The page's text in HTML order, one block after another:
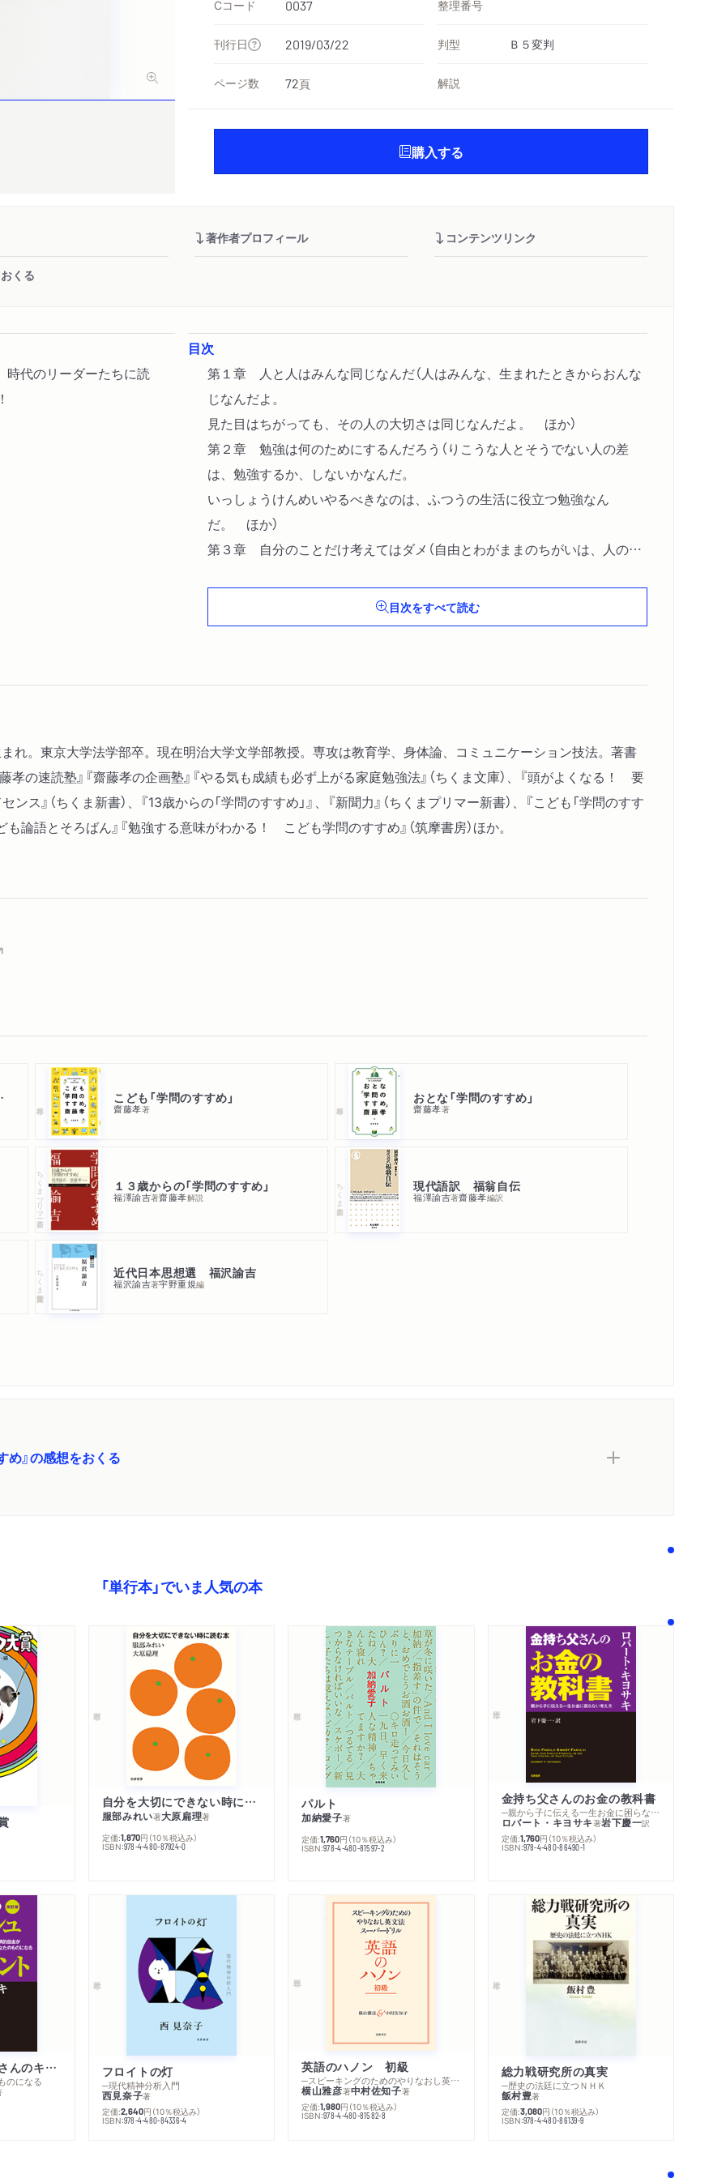
Cコード 0037 整理番号
刊行日 2019/03/22 判型 Ｂ５変判
ページ数 72頁 解説
購入する
著作者プロフィール コンテンツリンク
くる
時代のリーダーたちに読
目次
第１章 人と人はみんな同じなんだ（人はみんな、生まれたときからおんな
じなんだよ。
見た目はちがっても、その人の大切さは同じなんだよ。 ほか）
第２章 勉強は何のためにするんだろう（りこうな人とそうでない人の差
は、勉強するか、しないかなんだ。
いっしょうけんめいやるべきなのは、ふつうの生活に役立つ勉強なん
だ。 ほか）
第３章 自分のことだけ考えてはダメ（自由とわがままのちがいは、人のじ
暴力に暴力で返しても、かいけつにはならないよ。 ほか）
第４章 いろんな人とつきあおう（心の中では深く考えて、人と話すときは
目次をすべて読む
まれ。東京大学法学部卒。現在明治大学文学部教授。専攻は教育学、身体論、コミュニケーション技法。著書
藤孝の速読塾』『齋藤孝の企画塾』『やる気も成績も必ず上がる家庭勉強法』（ちくま文庫）、『頭がよくなる！ 要
ンス』（ちくま新書）、『13歳からの「学問のすすめ」』、『新聞力』（ちくまプリマー新書）、『こども「学問のすす
論語とそろばん』『勉強する意味がわかる！ こども学問のすすめ』（筑摩書房）ほか。
そろばん こども「学問のすすめ」
齋藤孝著
おとな「学問のすすめ」
齋藤孝著
ちくまプリマー新書 １３歳からの「学問のすすめ」
福澤諭吉著齋藤孝解説 ちくま新書 現代語訳 福翁自伝
福澤諭吉著齋藤孝編訳
ちくま学芸文庫 近代日本思想選 福沢諭吉
福沢諭吉著宇野重規編
』の感想をおくる
「単行本」でいま人気の本
自分を大切にできない時に読む本
服部みれい著大原扁理著
定価:1,870円 （10％税込み）
ISBN:978-4-480-87924-0
パルト
加納愛子著
定価:1,760円 （10％税込み）
ISBN:978-4-480-81597-2
金持ち父さんのお金の教科書
─親から子に伝える一生お金に困らない考え方
ロバート・キヨサキ著岩下慶一訳
定価:1,760円 （10％税込み）
ISBN:978-4-480-86490-1
改訂版 金持ち父さんのキャッシュフロー・クワドラント
のになる
フロイトの灯
─現代精神分析入門
西見奈子著
定価:2,640円 （10％税込み）
ISBN:978-4-480-84336-4
英語のハノン 初級
─スピーキングのためのやりなおし英文法スーパードリル
横山雅彦著中村佐知子著
定価:1,980円 （10％税込み）
ISBN:978-4-480-81582-8
総力戦研究所の真実
─歴史の法廷に立つＮＨＫ
飯村豊著
定価:3,080円 （10％税込み）
ISBN:978-4-480-86139-9